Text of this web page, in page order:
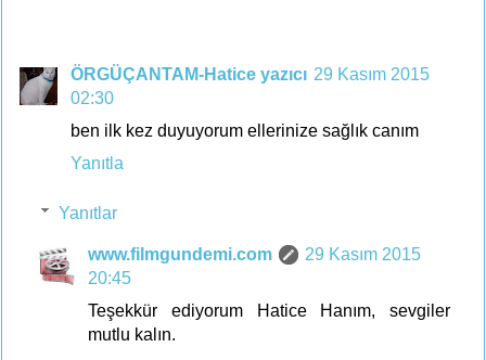
ÖRGÜÇANTAM-Hatice yazıcı 29 Kasım 2015
02:30
ben ilk kez duyuyorum ellerinize sağlık canım
Yanıtla
Yanıtlar
www.filmgundemi.com
29 Kasım 2015
20:45
Teşekkür ediyorum Hatice Hanım, sevgiler
mutlu kalın.